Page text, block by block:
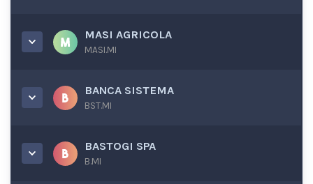
MASI AGRICOLA
MASI.MI
BANCA SISTEMA
BST.MI
BASTOGI SPA
B.MI